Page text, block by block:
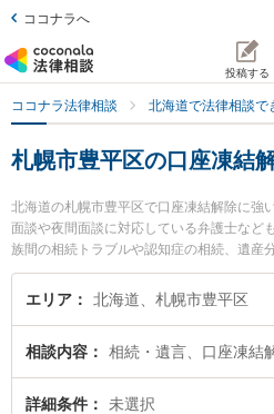
ココナラへ
投稿する
ココナラ法律相談 北海道で法律相談で
札幌市豊平区の口座凍結
北海道の札幌市豊平区で口座凍結解除に強
面談や夜間面談に対応している弁護士など
族間の相続トラブルや認知症の相続、遺産
索もでき便利です。特にこばやし法律事務
情報や弁護士費用、強みなどが注目されて
無料で口座凍結解除を法律相談できる札幌
い』などでお困りの相談者さんにおすすめ
エリア 北海道、札幌市豊平区
相談内容 相続・遺言、口座凍結
詳細条件 未選択